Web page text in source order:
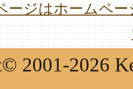
ージはホームペ
2001-2026